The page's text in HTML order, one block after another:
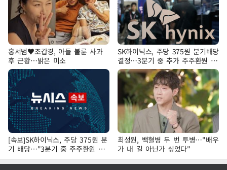
홍서범♥조갑경, 아들 불륜 사과
후 근황…밝은 미소
SK하이닉스, 주당 375원 분기배당
결정…3분기 중 추가 주주환원 발
표
[속보]SK하이닉스, 주당 375원 분
기 배당…"3분기 중 주주환원 방
안 확정"
최성원, 백혈병 두 번 투병…"배우
가 내 길 아닌가 싶었다"